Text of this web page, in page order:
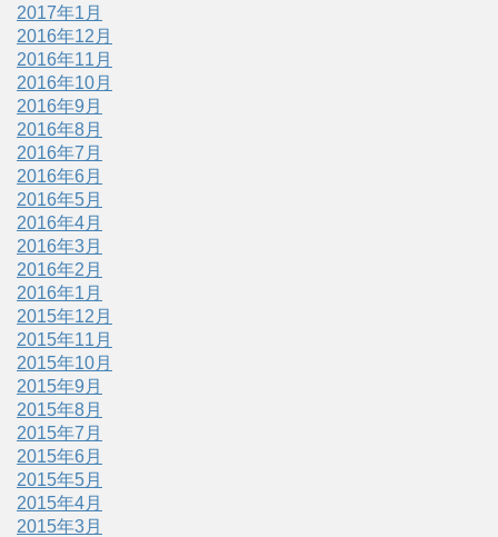
2017年1月
2016年12月
2016年11月
2016年10月
2016年9月
2016年8月
2016年7月
2016年6月
2016年5月
2016年4月
2016年3月
2016年2月
2016年1月
2015年12月
2015年11月
2015年10月
2015年9月
2015年8月
2015年7月
2015年6月
2015年5月
2015年4月
2015年3月